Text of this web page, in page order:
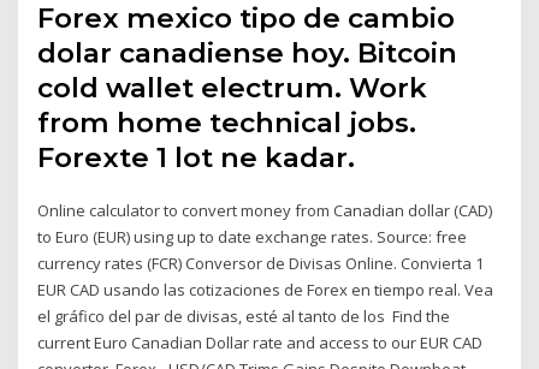
Forex mexico tipo de cambio
dolar canadiense hoy. Bitcoin
cold wallet electrum. Work
from home technical jobs.
Forexte 1 lot ne kadar.
Online calculator to convert money from Canadian dollar (CAD)
to Euro (EUR) using up to date exchange rates. Source: free
currency rates (FCR) Conversor de Divisas Online. Convierta 1
EUR CAD usando las cotizaciones de Forex en tiempo real. Vea
el gráfico del par de divisas, esté al tanto de los Find the
current Euro Canadian Dollar rate and access to our EUR CAD